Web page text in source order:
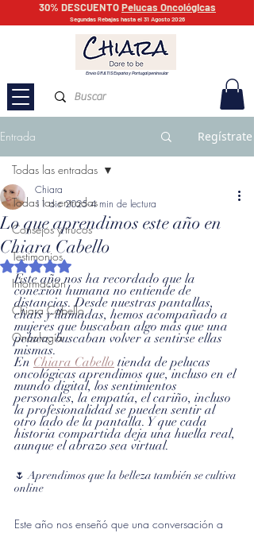
Envío GRATIS España y Portugal peninsular
30% DESCUENTOPelucas Oncológicas
Segundas Rebajas hasta el 31 Agosto 2026
Entrada Regístrate
Todas las entradas
Consejos y trucos
Testimonios
Información
Chiara Cabello
Oncología
Todas las entradas
Lo que aprendimos este año en
Chiara Cabello
Chiara
11 dic 2025 4 min de lectura
Obtuvo NaN de 5 estrellas.
Este año nos ha recordado que la
conexión humana no entiende de
distancias. Desde nuestras pantallas,
chats y llamadas, hemos acompañado a
mujeres que buscaban algo más que una
peluca: buscaban volver a sentirse ellas
mismas.
En Chiara Cabello tienda de pelucas
oncológicas aprendimos que, incluso en el
mundo digital, los sentimientos
personales, la empatía, el cariño, incluso
la profesionalidad se pueden sentir al
otro lado de la pantalla. Y que cada
historia compartida deja una huella real,
aunque el abrazo sea virtual.
🌷 Aprendimos que la belleza también se cultiva
online
Este año nos enseñó que una conversación a